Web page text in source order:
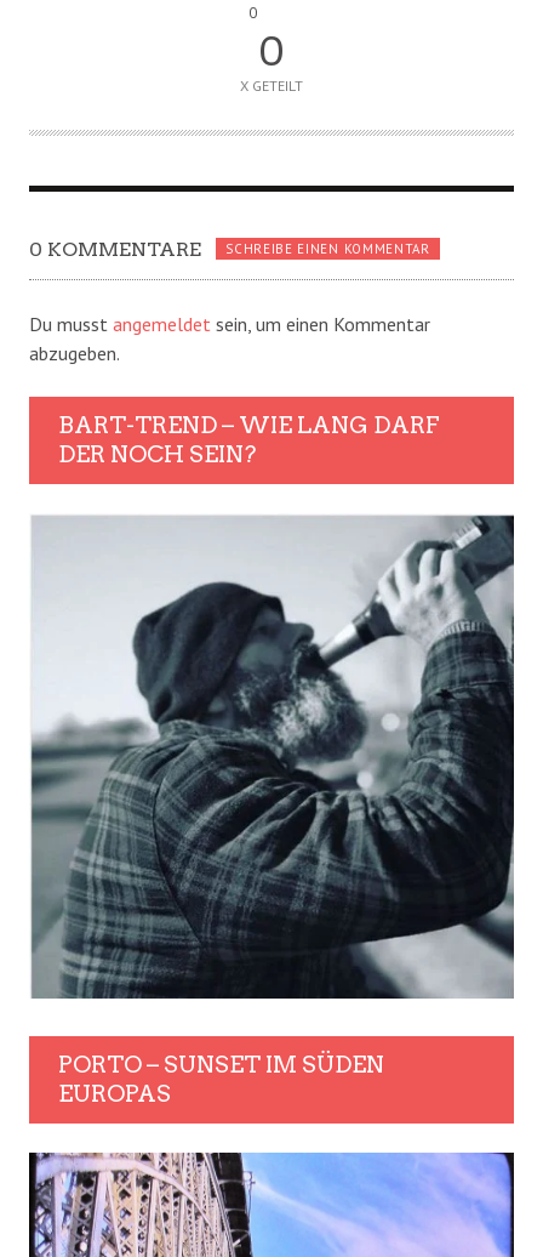
0
0
X GETEILT
0 KOMMENTARE SCHREIBE EINEN KOMMENTAR
Du musst angemeldet sein, um einen Kommentar
abzugeben.
BART-TREND – WIE LANG DARF
DER NOCH SEIN?
PORTO – SUNSET IM SÜDEN
EUROPAS